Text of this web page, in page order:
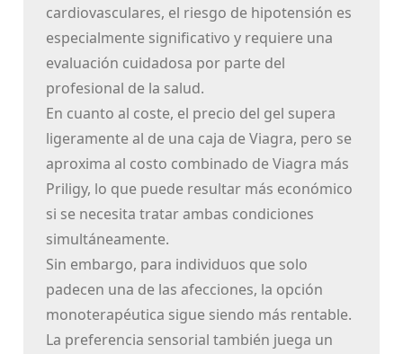
cardiovasculares, el riesgo de hipotensión es
especialmente significativo y requiere una
evaluación cuidadosa por parte del
profesional de la salud.
En cuanto al coste, el precio del gel supera
ligeramente al de una caja de Viagra, pero se
aproxima al costo combinado de Viagra más
Priligy, lo que puede resultar más económico
si se necesita tratar ambas condiciones
simultáneamente.
Sin embargo, para individuos que solo
padecen una de las afecciones, la opción
monoterapéutica sigue siendo más rentable.
La preferencia sensorial también juega un